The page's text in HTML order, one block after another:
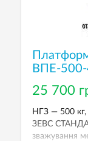
ВПЕ-
25 700
НГЗ — 500 кг,
ЗЕВС
зважування